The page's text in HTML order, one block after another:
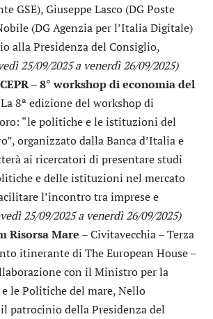
GSE), Giuseppe Lasco (DG Poste
(DG Agenzia per l’Italia Digitale)
alla Presidenza del Consiglio,
25/09/2025 a venerdì 26/09/2025)
– 8° workshop di economia del
8ª edizione del workshop di
“le politiche e le istituzioni del
organizzato dalla Banca d’Italia e
ai ricercatori di presentare studi
e delle istituzioni nel mercato
l’incontro tra imprese e
25/09/2025 a venerdì 26/09/2025)
Risorsa Mare – Civitavecchia – Terza
itinerante di The European House –
con il Ministro per la
le Politiche del mare, Nello
patrocinio della Presidenza del